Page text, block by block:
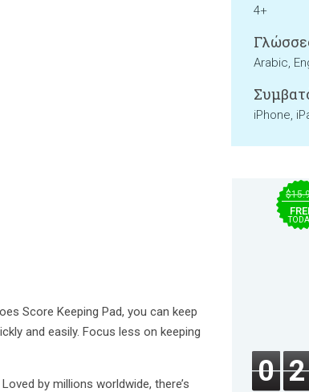
Score Keeping Pad, you can keep
and easily. Focus less on keeping
by millions worldwide, there’s
4+
Arabic,
iPhone,
0 2